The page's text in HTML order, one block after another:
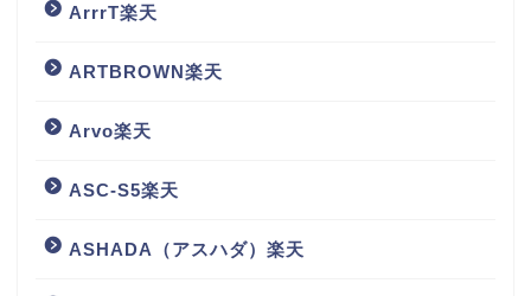
ArrrT楽天
ARTBROWN楽天
Arvo楽天
ASC-S5楽天
ASHADA（アスハダ）楽天